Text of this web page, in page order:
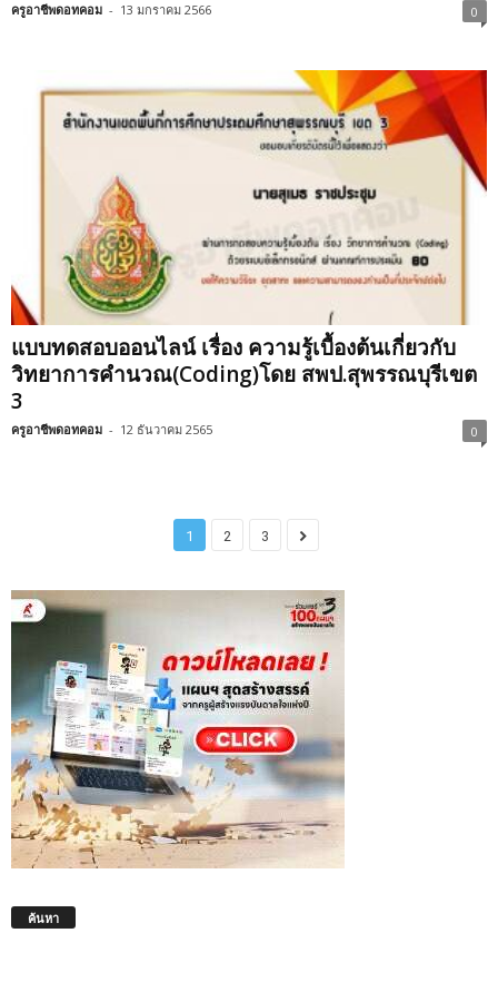
ครูอาชีพดอทคอม - 13 มกราคม 2566 0
แบบทดสอบออนไลน์ เรื่อง ความรู้เบื้องต้นเกี่ยวกับ
วิทยาการคำนวณ(Coding)โดย สพป.สุพรรณบุรีเขต
3
ครูอาชีพดอทคอม - 12 ธันวาคม 2565 0
1 2 3
ค้นหา